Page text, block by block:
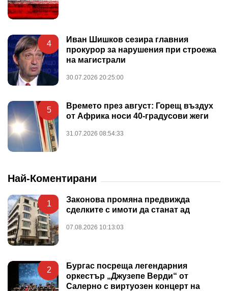
4
Иван Шишков сезира главния
прокурор за нарушения при строежа
на магистрали
30.07.2026 20:25:00
5
Времето през август: Горещ въздух
от Африка носи 40-градусови жеги
31.07.2026 08:54:33
Най-Коментирани
1
Законова промяна предвижда
сделките с имоти да станат ад
07.08.2026 10:13:03
2
Бургас посреща легендарния
оркестър „Джузепе Верди“ от
Салерно с виртуозен концерт на